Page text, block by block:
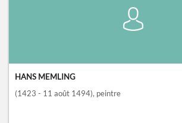
HANS MEMLING
(1423 - 11 août 1494), peintre